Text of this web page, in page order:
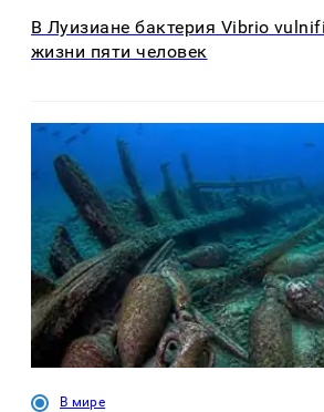
В Луизиане бактерия Vibrio
жизни пяти человек
В мире